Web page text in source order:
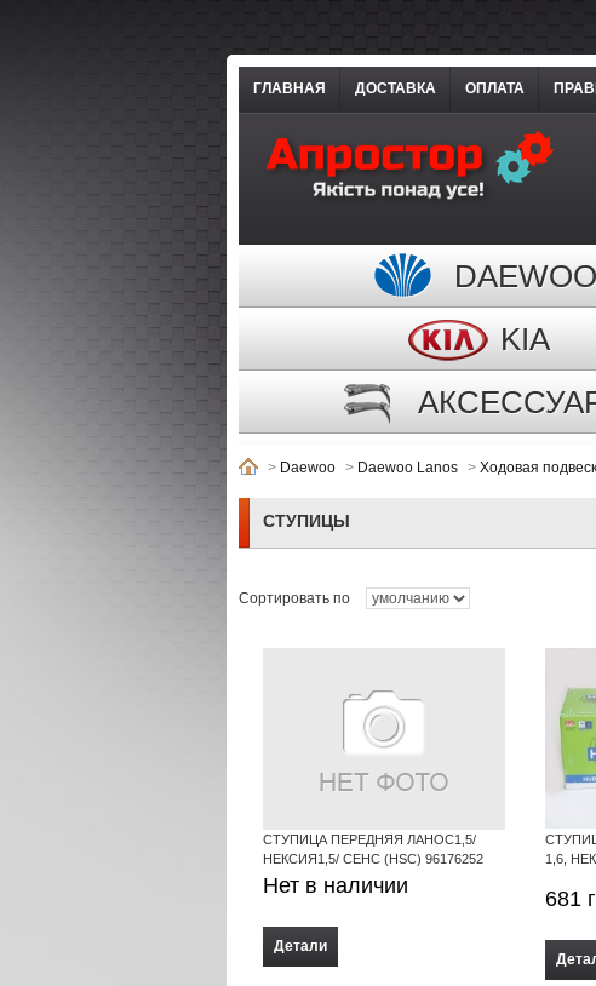
ГЛАВНАЯ ДОСТАВКА ОПЛАТА
DAEWOO
KIA
> Daewoo > Daewoo Lanos > Ходовая
СТУПИЦЫ
Сортировать по
СТУПИЦА ПЕРЕДНЯЯ ЛАНОС1,5/
НЕКСИЯ1,5/ СЕНС (HSC) 96176252
Нет в наличии
Детали
1,6,
681